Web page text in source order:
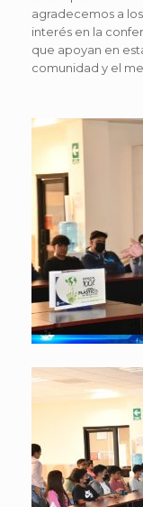
agradecemos a
interés en la
que apoyan en
comunidad y el